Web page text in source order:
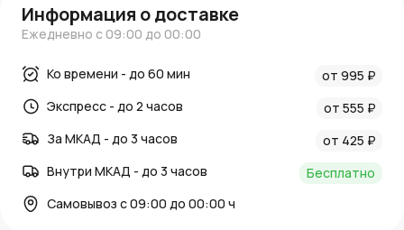
Информация о доставке
Ежедневно с 09:00 до 00:00
Ко времени - до 60 мин
от 995 ₽
Экспресс - до 2 часов
от 555 ₽
За МКАД - до 3 часов
от 425 ₽
Внутри МКАД - до 3 часов
Бесплатно
Самовывоз с 09:00 до 00:00 ч